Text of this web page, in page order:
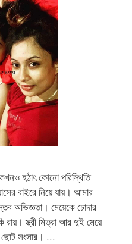
হঠাৎ কোনো পরিস্থিতি
বাইরে নিয়ে যায়। আমার
অভিজ্ঞতা। মেয়েকে চোদার
রায়। স্ত্রী মিত্রা আর দুই মেয়ে
ছোট সংসার। …